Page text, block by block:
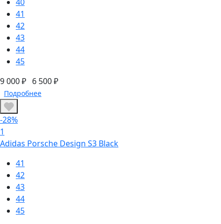
41
42
43
44
45
9 000 ₽ 6 500 ₽
Подробнее
-28%
1
Adidas Porsche Design S3 Black
41
42
43
44
45